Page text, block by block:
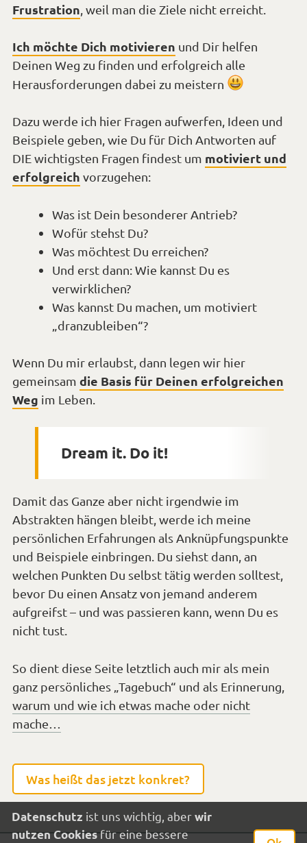
Frustration , weil man die Ziele nicht erreicht.
Ich möchte Dich motivieren und Dir helfen
Deinen Weg zu finden und erfolgreich alle
Herausforderungen dabei zu meistern *Smiley
lächeln*
Dazu werde ich hier Fragen aufwerfen, Ideen und
Beispiele geben, wie Du für Dich Antworten auf
DIE wichtigsten Fragen findest um motiviert und
erfolgreich vorzugehen:
Was ist Dein besonderer Antrieb?
Wofür stehst Du?
Was möchtest Du erreichen?
Und erst dann: Wie kannst Du es
verwirklichen?
Was kannst Du machen, um motiviert
„dranzubleiben“?
Wenn Du mir erlaubst, dann legen wir hier
gemeinsamdie Basis für Deinen erfolgreichen
Weg im Leben.
Dream it. Do it!
Damit das Ganze aber nicht irgendwie im
Abstrakten hängen bleibt, werde ich meine
persönlichen Erfahrungen als Anknüpfungspunkte
und Beispiele einbringen. Du siehst dann, an
welchen Punkten Du selbst tätig werden solltest,
bevor Du einen Ansatz von jemand anderem
aufgreifst – und was passieren kann, wenn Du es
nicht tust.
So dient diese Seite letztlich auch mir als mein
ganz persönliches „Tagebuch“ und als Erinnerung,
warum und wie ich etwas mache oder nicht
mache…
Was heißt das jetzt konkret?
Datenschutz ist uns wichtig, aberwir
nutzen Cookiesfür eine bessere